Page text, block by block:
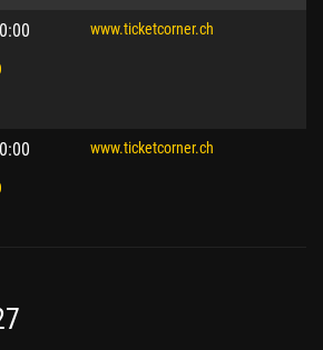
www.ticketcorner.ch
www.ticketcorner.ch